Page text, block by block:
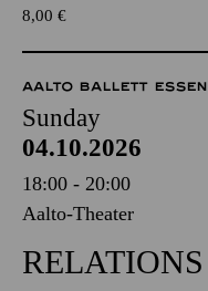
8,00 €
AALTO BALLETT ESSEN
Sunday
04.10.2026
18:00 - 20:00
Aalto-Theater
RELATIONS